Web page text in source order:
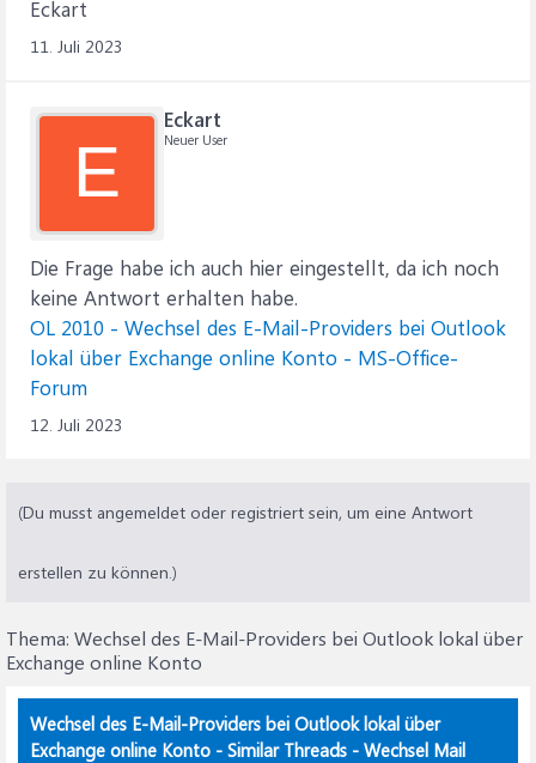
Eckart
11. Juli 2023
E
Eckart
Neuer User
Die Frage habe ich auch hier eingestellt, da ich noch
keine Antwort erhalten habe.
OL 2010 - Wechsel des E-Mail-Providers bei Outlook
lokal über Exchange online Konto - MS-Office-
Forum
12. Juli 2023
(Du musst angemeldet oder registriert sein, um eine Antwort
erstellen zu können.)
Thema: Wechsel des E-Mail-Providers bei Outlook lokal über
Exchange online Konto
Wechsel des E-Mail-Providers bei Outlook lokal über
Exchange online Konto - Similar Threads - Wechsel Mail